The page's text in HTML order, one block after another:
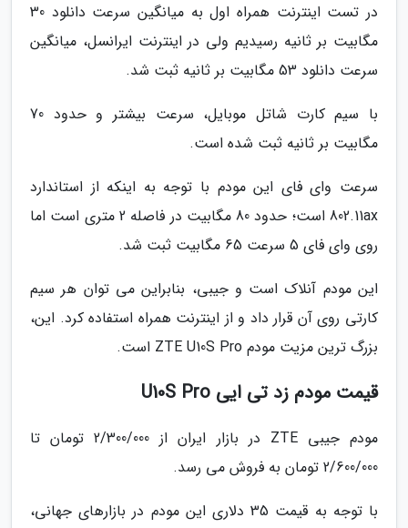
در تست اینترنت همراه اول به میانگین سرعت دانلود 30
مگابیت بر ثانیه رسیدیم ولی در اینترنت ایرانسل، میانگین
سرعت دانلود 53 مگابیت بر ثانیه ثبت شد.
با سیم کارت شاتل موبایل، سرعت بیشتر و حدود 70
مگابیت بر ثانیه ثبت شده است.
سرعت وای فای این مودم با توجه به اینکه از استاندارد
802.11ax است؛ حدود 80 مگابیت در فاصله 2 متری است اما
روی وای فای 5 سرعت 65 مگابیت ثبت شد.
این مودم آنلاک است و جیبی، بنابراین می توان هر سیم
کارتی روی آن قرار داد و از اینترنت همراه استفاده کرد. این،
بزرگ ترین مزیت مودم ZTE U10S Pro است.
قیمت مودم زد تی ایی U10S Pro
مودم جیبی ZTE در بازار ایران از 2/300/000 تومان تا
2/600/000 تومان به فروش می رسد.
با توجه به قیمت 35 دلاری این مودم در بازارهای جهانی،